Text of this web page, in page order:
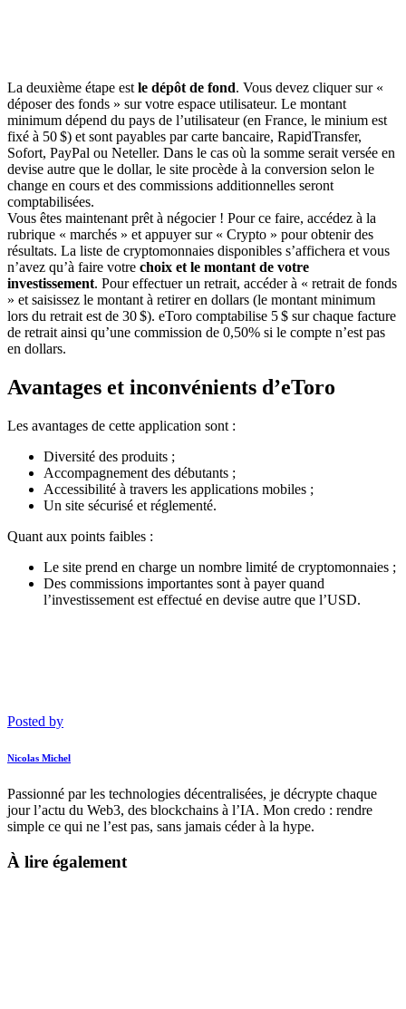
La deuxième étape est le dépôt de fond. Vous devez cliquer sur «
déposer des fonds » sur votre espace utilisateur. Le montant
minimum dépend du pays de l’utilisateur (en France, le minium est
fixé à 50 $) et sont payables par carte bancaire, RapidTransfer,
Sofort, PayPal ou Neteller. Dans le cas où la somme serait versée en
devise autre que le dollar, le site procède à la conversion selon le
change en cours et des commissions additionnelles seront
comptabilisées.
Vous êtes maintenant prêt à négocier ! Pour ce faire, accédez à la
rubrique « marchés » et appuyer sur « Crypto » pour obtenir des
résultats. La liste de cryptomonnaies disponibles s’affichera et vous
n’avez qu’à faire votre choix et le montant de votre
investissement. Pour effectuer un retrait, accéder à « retrait de fonds
» et saisissez le montant à retirer en dollars (le montant minimum
lors du retrait est de 30 $). eToro comptabilise 5 $ sur chaque facture
de retrait ainsi qu’une commission de 0,50% si le compte n’est pas
en dollars.
Avantages et inconvénients d’eToro
Les avantages de cette application sont :
Diversité des produits ;
Accompagnement des débutants ;
Accessibilité à travers les applications mobiles ;
Un site sécurisé et réglementé.
Quant aux points faibles :
Le site prend en charge un nombre limité de cryptomonnaies ;
Des commissions importantes sont à payer quand
l’investissement est effectué en devise autre que l’USD.
Posted by
Nicolas Michel
Passionné par les technologies décentralisées, je décrypte chaque
jour l’actu du Web3, des blockchains à l’IA. Mon credo : rendre
simple ce qui ne l’est pas, sans jamais céder à la hype.
À lire également